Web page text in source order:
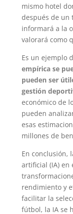
mismo hotel
después de un
informará a la
valorará como
Es un ejemplo
empírica se
pueden ser
gestión
económico de
pueden
esas
millones de
En conclusión,
artificial (IA) en
rendimiento y
facilitar la
fútbol, la IA se